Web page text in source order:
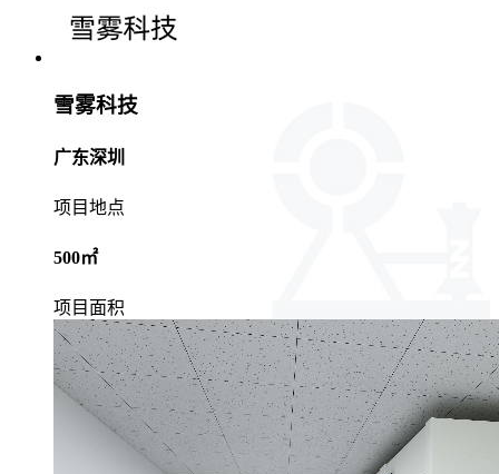
雪雾科技
广东深圳
项目地点
500㎡
项目面积